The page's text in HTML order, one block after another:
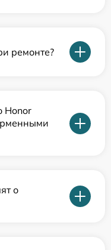
ремонте?
Honor
о